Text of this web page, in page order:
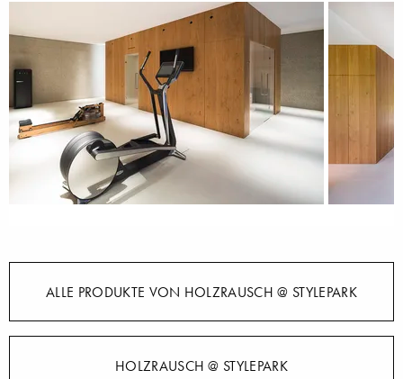
ALLE PRODUKTE VON HOLZRAUSCH @ STYLEPARK
HOLZRAUSCH @ STYLEPARK